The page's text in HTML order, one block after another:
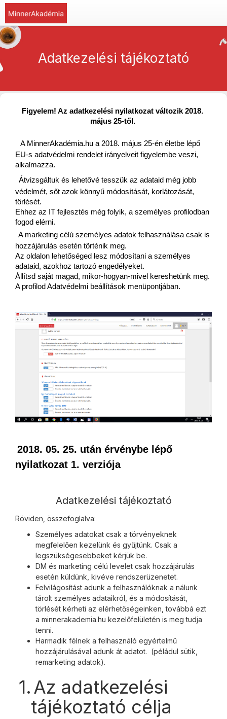
Adatkezelési tájékoztató
Figyelem! Az adatkezelési nyilatkozat változik 2018.
május 25-től.
A MinnerAkadémia.hu a 2018. május 25-én életbe lépő
EU-s adatvédelmi rendelet irányelveit figyelembe veszi,
alkalmazza.
Átvizsgáltuk és lehetővé tesszük az adataid még jobb
védelmét, sőt azok könnyű módosítását, korlátozását,
törlését.
Ehhez az IT fejlesztés még folyik, a személyes profilodban
fogod elérni.
A marketing célú személyes adatok felhasználása csak is
hozzájárulás esetén történik meg.
Az oldalon lehetőséged lesz módosítani a személyes
adataid, azokhoz tartozó engedélyeket.
Állítsd saját magad, mikor-hogyan-mivel kereshetünk meg.
A profilod Adatvédelmi beállítások menüpontjában.
2018. 05. 25. után érvénybe lépő
nyilatkozat 1. verziója
Adatkezelési tájékoztató
Röviden, összefoglalva:
Személyes adatokat csak a törvényeknek
megfelelően kezelünk és gyűjtünk. Csak a
legszükségesebbeket kérjük be.
DM és marketing célú levelet csak hozzájárulás
esetén küldünk, kivéve rendszerüzenetet.
Felvilágosítást adunk a felhasználóknak a nálunk
tárolt személyes adataikról, és a módosítását,
törlését kérheti az elérhetőségeinken, továbbá ezt
a minnerakademia.hu kezelőfelületén is meg tudja
tenni.
Harmadik félnek a felhasználó egyértelmű
hozzájárulásával adunk át adatot. (péládul sütik,
remarketing adatok).
1.Az adatkezelési
tájékoztató célja